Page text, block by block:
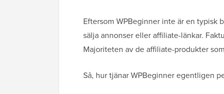
Eftersom WPBeginner inte är en typisk
sälja annonser eller affiliate-länkar.
Majoriteten av de affiliate-produkter
Så, hur tjänar WPBeginner egentligen